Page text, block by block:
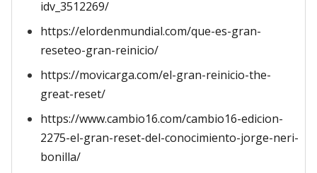
idv_3512269/
https://elordenmundial.com/que-es-gran-
reseteo-gran-reinicio/
https://movicarga.com/el-gran-reinicio-the-
great-reset/
https://www.cambio16.com/cambio16-edicion-
2275-el-gran-reset-del-conocimiento-jorge-neri-
bonilla/